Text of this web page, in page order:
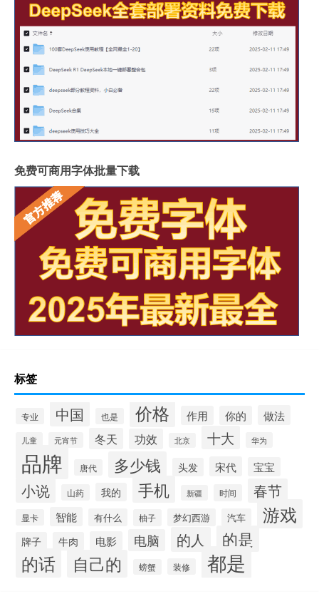
免费可商用字体批量下载
标签
专业 中国 也是 价格 作用 你的 做法
儿童 元宵节 冬天 功效 北京 十大 华为
品牌 唐代 多少钱 头发 宋代 宝宝
小说 山药 我的 手机 新疆 时间 春节
显卡 智能 有什么 柚子 梦幻西游 汽车 游戏
牌子 牛肉 电影 电脑 的人 的是
的话 自己的 螃蟹 装修 都是